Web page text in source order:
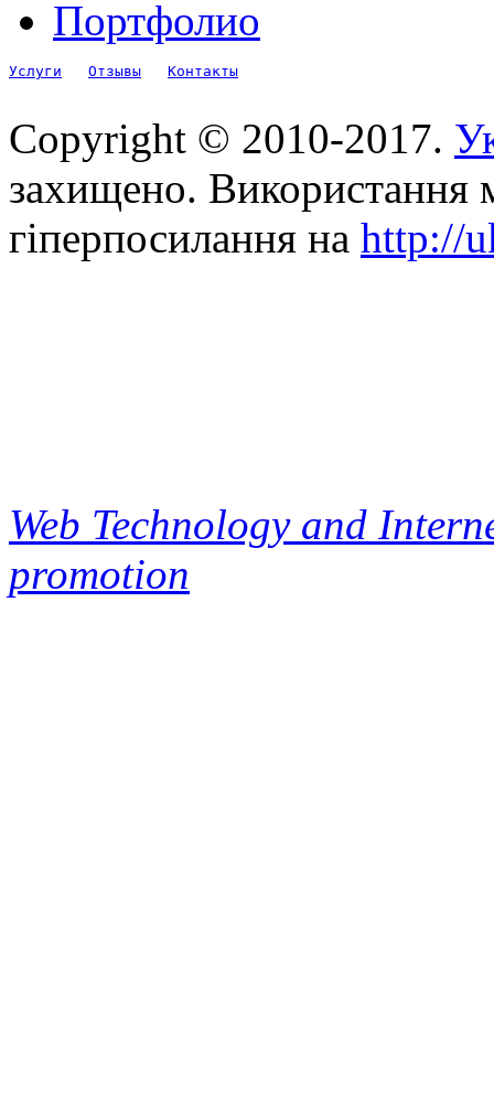
Портфолио
Услуги Отзывы Контакты
Copyright © 2010-2017.
захищено. Використання
гіперпосилання на http://
Web Technology and
promotion